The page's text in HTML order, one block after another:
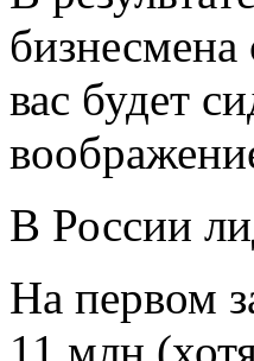
вас будет
В России
На первом
11 млн